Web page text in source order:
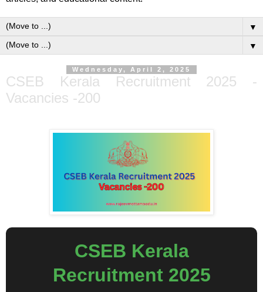
▼
▼
Wednesday, April 2, 2025
CSEB Kerala Recruitment 2025 -
Vacancies -200
CSEB Kerala
Recruitment 2025